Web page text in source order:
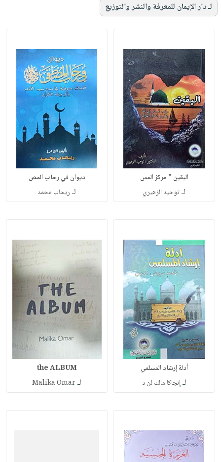
لـ دار الإيمان للمعرفة والنشر والتوزيع
اليقين " مركز المس
لـتوحيد الزهيري
ديوان في رحاب المص
لـ ريحاب محمد
أدلة إرشاد المسلمي
لـإنجاكا مالك لن د
the ALBUM
لـ Malika Omar